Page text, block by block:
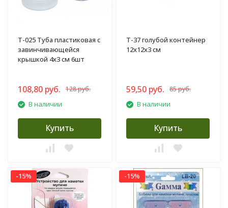
T-025 Туба пластиковая с
завинчивающейся
крышкой 4х3 см 6шт
108,80 руб. 128 руб.
В наличии
Купить
T-37 голубой контейнер
12x12x3 см
59,50 руб. 85 руб.
В наличии
Купить
-15% -15%